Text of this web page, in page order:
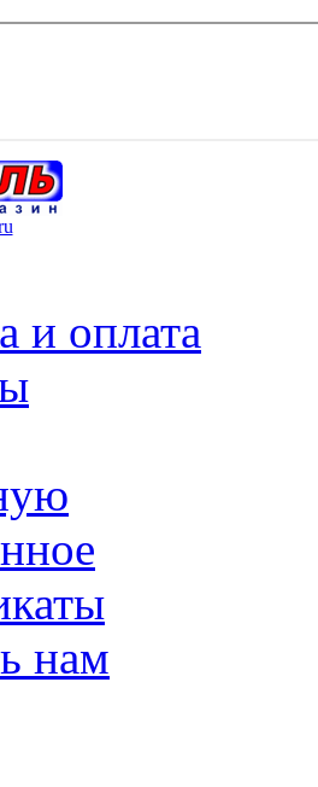
и оплата
нам